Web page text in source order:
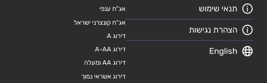
תנאי שימוש
הצהרת נגישות
English
אג"ח ענפי
אג"ח קונצרני ישראל
דירוג A
דירוג A-AA
דירוג AA ומעלה
דירוג אשראי נמוך